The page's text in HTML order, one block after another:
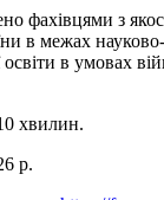
фахівцями з
в межах науково-
в умовах
хвилин.
р.